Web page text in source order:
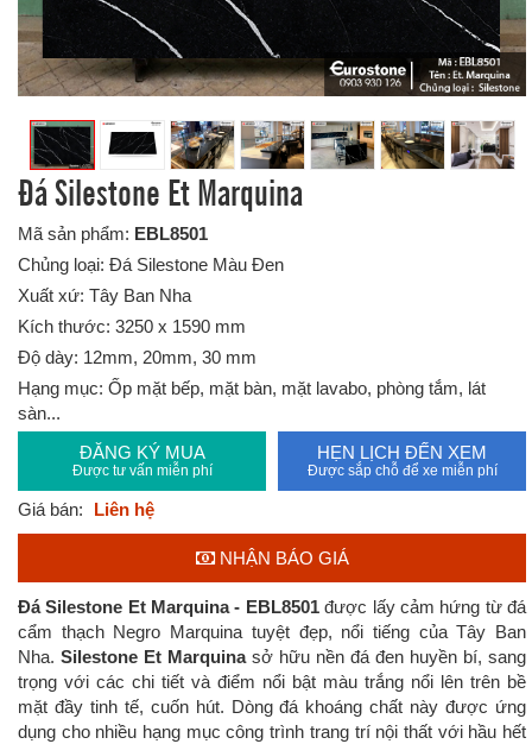
Đá Silestone Et Marquina
Mã sản phẩm: EBL8501
Chủng loại: Đá Silestone Màu Đen
Xuất xứ: Tây Ban Nha
Kích thước: 3250 x 1590 mm
Độ dày: 12mm, 20mm, 30 mm
Hạng mục: Ốp mặt bếp, mặt bàn, mặt lavabo, phòng tắm, lát
sàn...
ĐĂNG KÝ MUA
Được tư vấn miễn phí
HẸN LỊCH ĐẾN XEM
Được sắp chỗ để xe miễn phí
Giá bán: Liên hệ
NHẬN BÁO GIÁ
Đá Silestone Et Marquina - EBL8501được lấy cảm hứng từ đá
cẩm thạch Negro Marquina tuyệt đẹp, nổi tiếng của Tây Ban
Nha. Silestone Et Marquina sở hữu nền đá đen huyền bí, sang
trọng với các chi tiết và điểm nổi bật màu trắng nổi lên trên bề
mặt đầy tinh tế, cuốn hút. Dòng đá khoáng chất này được ứng
dụng cho nhiều hạng mục công trình trang trí nội thất với hầu hết